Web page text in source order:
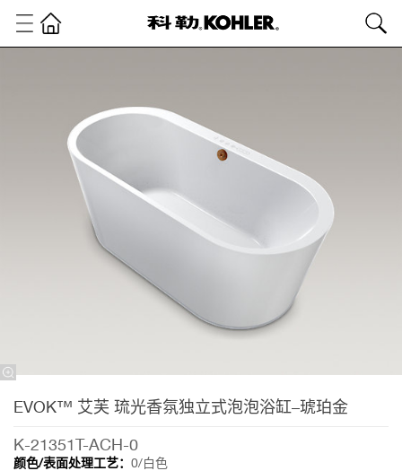
泡泡浴
EVOK™ 艾芙 琉光香氛独立式泡泡浴缸–琥珀金
K-21351T-ACH-0
颜色/表面处理工艺： 0/白色